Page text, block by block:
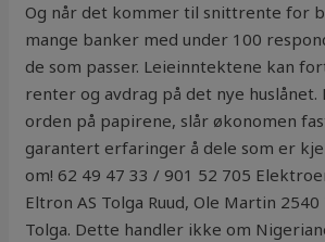
Og når det kommer til snittrente for
mange banker med under 100
de som passer. Leieinntektene kan
renter og avdrag på det nye
orden på papirene, slår økonomen
garantert erfaringer å dele som er
om! 62 49 47 33 / 901 52 705
Eltron AS Tolga Ruud, Ole Martin 2540
Tolga. Dette handler ikke om